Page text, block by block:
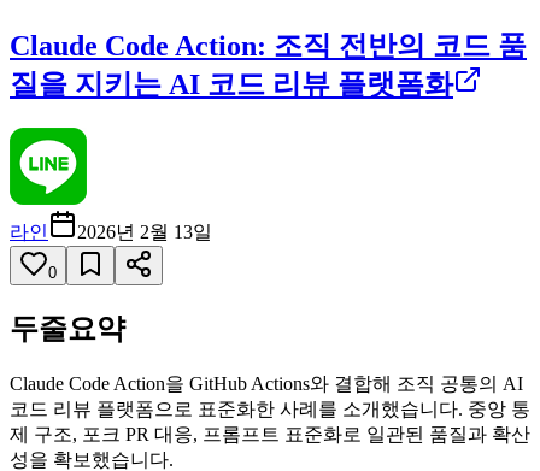
Claude Code Action: 조직 전반의 코드 품
질을 지키는 AI 코드 리뷰 플랫폼화
라인 2026년 2월 13일
0
두줄요약
Claude Code Action을 GitHub Actions와 결합해 조직 공통의 AI
코드 리뷰 플랫폼으로 표준화한 사례를 소개했습니다. 중앙 통
제 구조, 포크 PR 대응, 프롬프트 표준화로 일관된 품질과 확산
성을 확보했습니다.